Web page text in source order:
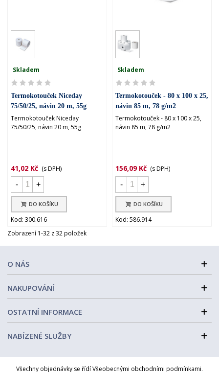
Skladem
Termokotouček Niceday
75/50/25, návin 20 m, 55g
Termokotouček Niceday
75/50/25, návin 20 m, 55g
41,02 Kč (s DPH)
-
+
DO KOŠÍKU
Kod: 300.616
Skladem
Termokotouček - 80 x 100 x 25,
návin 85 m, 78 g/m2
Termokotouček - 80 x 100 x 25,
návin 85 m, 78 g/m2
156,09 Kč (s DPH)
-
+
DO KOŠÍKU
Kod: 586.914
Zobrazení 1-32 z 32 položek
O NÁS
NAKUPOVÁNÍ
OSTATNÍ INFORMACE
NABÍZENÉ SLUŽBY
Všechny objednávky se řídí Všeobecnými obchodními podmínkami.